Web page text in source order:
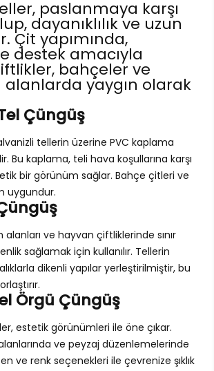
paslanmaya karşı
dayanıklılık ve uzun
Çit yapımında,
destek amacıyla
bahçeler ve
yaygın olarak
Çüngüş
tellerin üzerine PVC kaplama
Bu kaplama, teli hava koşullarına karşı
bir görünüm sağlar. Bahçe çitleri ve
uygundur.
alanları ve hayvan çiftliklerinde sınır
sağlamak için kullanılır. Tellerin
dikenli yapılar yerleştirilmiştir, bu
Örgü Çüngüş
estetik görünümleri ile öne çıkar.
ve peyzaj düzenlemelerinde
ve renk seçenekleri ile çevrenize şıklık